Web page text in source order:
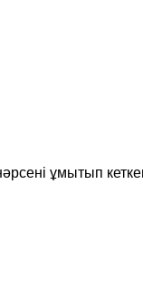
ұмытып